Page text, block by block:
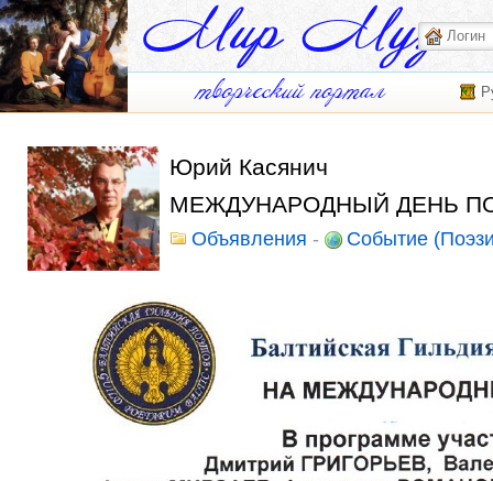
Юрий Касянич
МЕЖДУНАРОДНЫЙ ДЕНЬ
Объявления - Событие